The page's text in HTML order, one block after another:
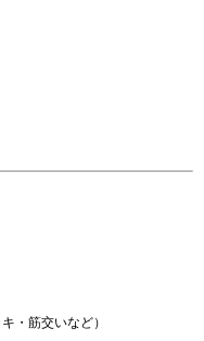
・筋交いなど）